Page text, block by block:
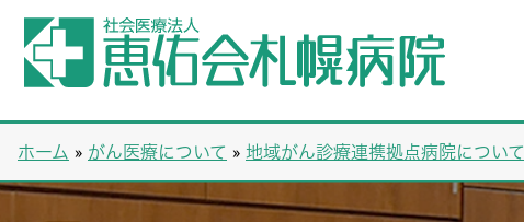
ホーム » がん医療について » 地域がん診療連携拠点病院について